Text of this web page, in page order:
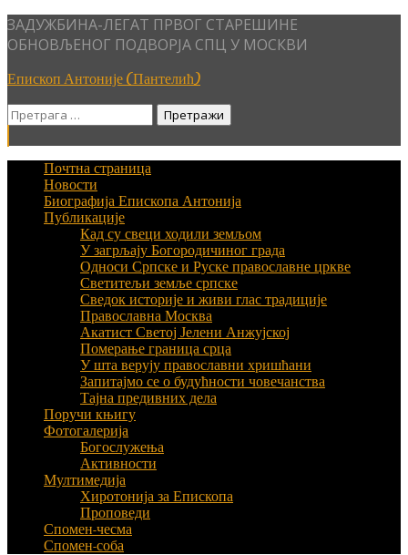
Skip
to
ЗАДУЖБИНА-ЛЕГАТ ПРВОГ СТАРЕШИНЕ
ОБНОВЉЕНОГ ПОДВОРЈА СПЦ У МОСКВИ
Епископ Антоније (Пантелић)
Претрага
Почтна страница
Новости
Биографија Епископа Антонија
Публикације
Кад су свеци ходили земљом
У загрљају Богородичиног града
Односи Српске и Руске православне цркве
Светитељи земље српске
Сведок историје и живи глас традиције
Православна Москва
Акатист Светој Јелени Анжујској
Померање граница срца
У шта верују православни хришћани
Запитајмо се о будућности човечанства
Тајна предивних дела
Поручи књигу
Фотогалерија
Богослужења
Активности
Мултимедија
Хиротонија за Епископа
Проповеди
Спомен-чесма
Спомен-соба